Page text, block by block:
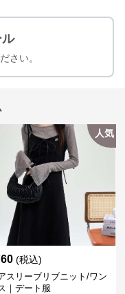
さい。
人気
(税込)
スリーブリブニット/ワン
｜デート服